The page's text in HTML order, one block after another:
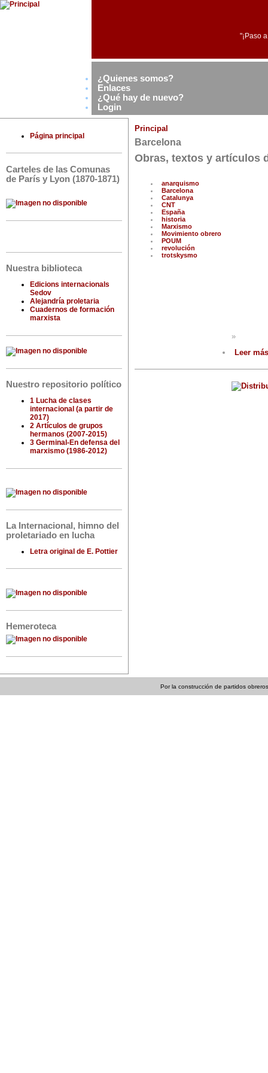
"¡Paso
¿Quienes somos?
Enlaces
¿Qué hay de nuevo?
Login
Página principal
Carteles de las Comunas
de París y Lyon (1870-1871)
Nuestra biblioteca
Edicions internacionals
Sedov
Alejandría proletaria
Cuadernos de formación
marxista
Nuestro repositorio político
1 Lucha de clases
internacional (a partir de
2017)
2 Artículos de grupos
hermanos (2007-2015)
3 Germinal-En defensa del
marxismo (1986-2012)
La Internacional, himno del
proletariado en lucha
Letra original de E. Pottier
Hemeroteca
Principal
Barcelona
Obras, textos y artículos
anarquismo
Barcelona
Catalunya
CNT
España
historia
Marxismo
Movimiento obrero
POUM
revolución
trotskysmo
»
Leer más
Por la construcción de partidos